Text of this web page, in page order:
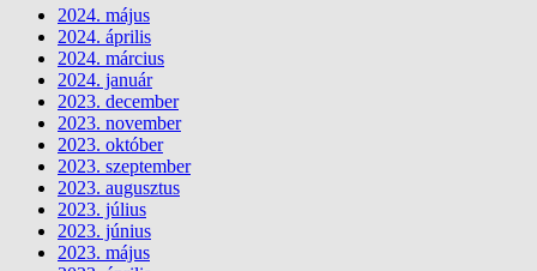
2024. május
2024. április
2024. március
2024. január
2023. december
2023. november
2023. október
2023. szeptember
2023. augusztus
2023. július
2023. június
2023. május